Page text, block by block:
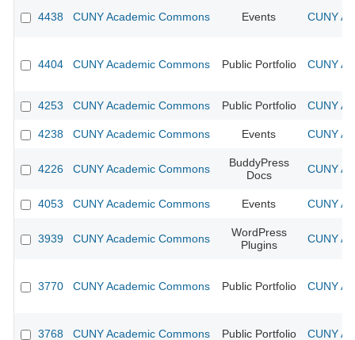
4438 CUNY Academic Commons Events CUNY
4404 CUNY Academic Commons Public Portfolio CUNY
4253 CUNY Academic Commons Public Portfolio CUNY
4238 CUNY Academic Commons Events CUNY
4226 CUNY Academic Commons
BuddyPress
Docs
CUNY
4053 CUNY Academic Commons Events CUNY
3939 CUNY Academic Commons
WordPress
Plugins
CUNY
3770 CUNY Academic Commons Public Portfolio CUNY
3768 CUNY Academic Commons Public Portfolio CUNY